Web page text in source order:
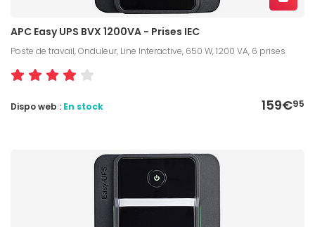
APC Easy UPS BVX 1200VA - Prises IEC
Poste de travail, Onduleur, Line Interactive, 650 W, 1200 VA, 6 prises
159€95
Dispo web : En stock